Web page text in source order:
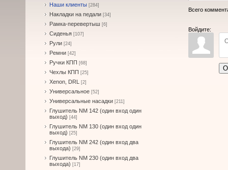
Наши клиенты [284]
Накладки на педали [34]
Рамка-перевертыш [6]
Сиденья [107]
Рули [24]
Ремни [42]
Ручки КПП [68]
Чехлы КПП [25]
Xenon, DRL [2]
Универсальное [52]
Универсальные насадки [211]
Глушитель NM 142 (один вход один
выход) [44]
Глушитель NM 130 (один вход один
выход) [25]
Глушитель NM 242 (один вход два
выхода) [29]
Глушитель NM 230 (один вход два
выхода) [17]
Всего
Войдите: